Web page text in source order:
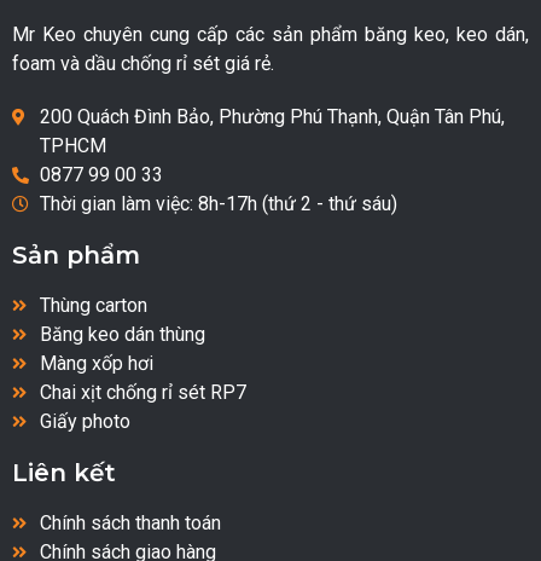
Mr Keo chuyên cung cấp các sản phẩm băng keo, keo dán,
foam và dầu chống rỉ sét giá rẻ.
200 Quách Đình Bảo, Phường Phú Thạnh, Quận Tân Phú,
TPHCM
0877 99 00 33
Thời gian làm việc: 8h-17h (thứ 2 - thứ sáu)
Sản phẩm
Thùng carton
Băng keo dán thùng
Màng xốp hơi
Chai xịt chống rỉ sét RP7
Giấy photo
Liên kết
Chính sách thanh toán
Chính sách giao hàng